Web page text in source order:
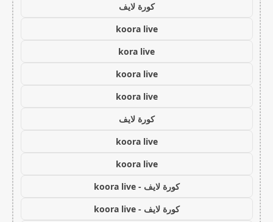
كورة لايف
koora live
kora live
koora live
koora live
كورة لايف
koora live
koora live
كورة لايف - koora live
كورة لايف - koora live